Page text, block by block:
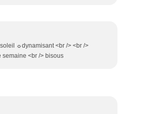
☼dynamisant <br /> <br />
semaine <br /> bisous